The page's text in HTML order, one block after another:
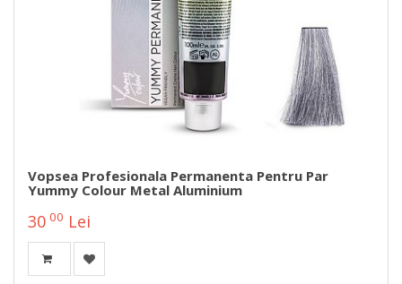
Vopsea Profesionala Permanenta Pentru Par
Yummy Colour Metal Aluminium
30 00 Lei